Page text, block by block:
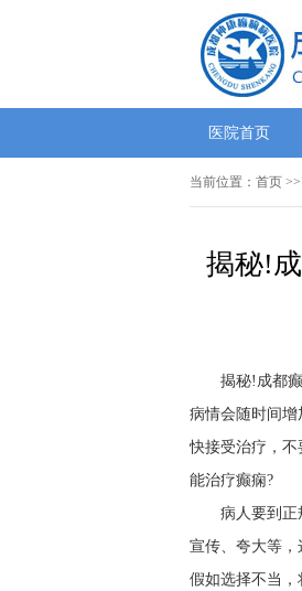
医院首页
当前位置： 首页 >>
揭秘!
揭秘!成都
病情会随时间
快接受治疗，
能治疗癫痫?
病人要到正
宣传、夸大等，
假如选择不当，